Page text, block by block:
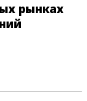
рынках